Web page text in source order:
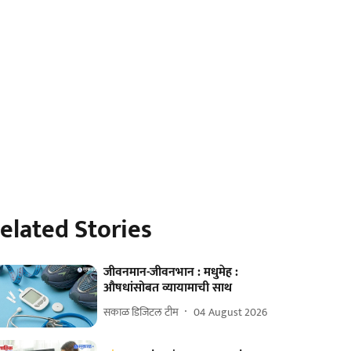
Stories
जीवनमान-जीवनभान : मधुमेह :
औषधांसोबत व्यायामाची साथ
सकाळ डिजिटल टीम 04 August 2026